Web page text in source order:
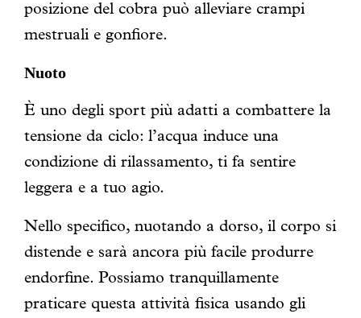
posizione del cobra può alleviare crampi
mestruali e gonfiore.
Nuoto
È uno degli sport più adatti a combattere la
tensione da ciclo: l’acqua induce una
condizione di rilassamento, ti fa sentire
leggera e a tuo agio.
Nello specifico, nuotando a dorso, il corpo si
distende e sarà ancora più facile produrre
endorfine. Possiamo tranquillamente
praticare questa attività fisica usando gli